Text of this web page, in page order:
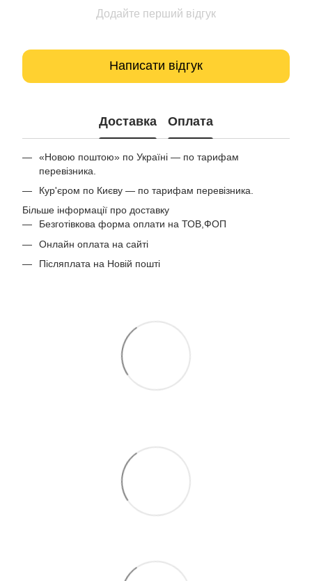
Додайте перший відгук
Написати відгук
Доставка Оплата
«Новою поштою» по Україні — по тарифам
перевізника.
Кур'єром по Києву — по тарифам перевізника.
Більше інформації про доставку
Безготівкова форма оплати на ТОВ,ФОП
Онлайн оплата на сайті
Післяплата на Новій пошті